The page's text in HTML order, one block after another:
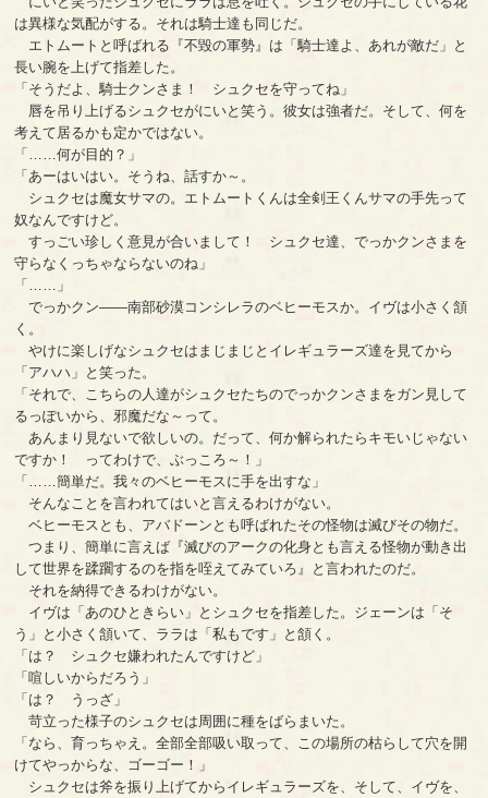
は異様な気配がする。それは騎士達も同じだ。
エトムートと呼ばれる『不毀の軍勢』は「騎士達よ、あれが敵だ」と
長い腕を上げて指差した。
「そうだよ、騎士クンさま！ シュクセを守ってね」
唇を吊り上げるシュクセがにいと笑う。彼女は強者だ。そして、何を
考えて居るかも定かではない。
「……何が目的？」
「あーはいはい。そうね、話すか～。
シュクセは魔女サマの。エトムートくんは全剣王くんサマの手先って
奴なんですけど。
すっごい珍しく意見が合いまして！ シュクセ達、でっかクンさまを
守らなくっちゃならないのね」
「……」
でっかクン――南部砂漠コンシレラのベヒーモスか。イヴは小さく頷
く。
やけに楽しげなシュクセはまじまじとイレギュラーズ達を見てから
「アハハ」と笑った。
「それで、こちらの人達がシュクセたちのでっかクンさまをガン見して
るっぽいから、邪魔だな～って。
あんまり見ないで欲しいの。だって、何か解られたらキモいじゃない
ですか！ ってわけで、ぶっころ～！」
「……簡単だ。我々のベヒーモスに手を出すな」
そんなことを言われてはいと言えるわけがない。
ベヒーモスとも、アバドーンとも呼ばれたその怪物は滅びその物だ。
つまり、簡単に言えば『滅びのアークの化身とも言える怪物が動き出
して世界を蹂躙するのを指を咥えてみていろ』と言われたのだ。
それを納得できるわけがない。
イヴは「あのひときらい」とシュクセを指差した。ジェーンは「そ
う」と小さく頷いて、ララは「私もです」と頷く。
「は？ シュクセ嫌われたんですけど」
「喧しいからだろう」
「は？ うっざ」
苛立った様子のシュクセは周囲に種をばらまいた。
「なら、育っちゃえ。全部全部吸い取って、この場所の枯らして穴を開
けてやっからな、ゴーゴー！」
シュクセは斧を振り上げてからイレギュラーズを、そして、イヴを、